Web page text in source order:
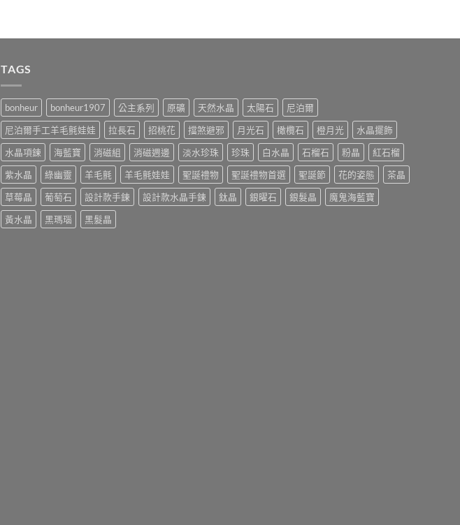
TAGS
bonheur bonheur1907 公主系列 原礦 天然水晶 太陽石
尼泊爾
尼泊爾手工羊毛氈娃娃
拉長石 招桃花 擋煞避邪 月光石 橄欖石 橙月光
水晶擺飾
水晶項鍊
海藍寶 消磁組 消磁週邊 淡水珍珠 珍珠 白水晶 石榴石 粉晶
紅石榴
紫水晶
綠幽靈 羊毛氈 羊毛氈娃娃 聖誕禮物 聖誕禮物首選 聖誕節 花的姿態
茶晶
草莓晶
葡萄石 設計款手鍊 設計款水晶手鍊 鈦晶 銀曜石 銀髮晶
魔鬼海藍寶
黃水晶
黑瑪瑙 黑髮晶